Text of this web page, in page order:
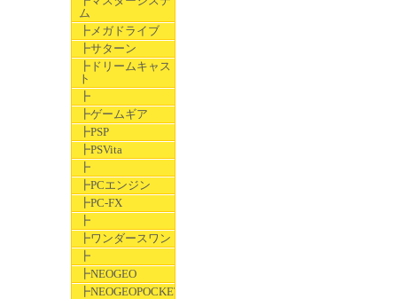
ム
┣メガドライブ
┣サターン
┣ドリームキャス
ト
┣
┣ゲームギア
┣PSP
┣PSVita
┣
┣PCエンジン
┣PC-FX
┣
┣ワンダースワン
┣
┣NEOGEO
┣NEOGEOPOCKET